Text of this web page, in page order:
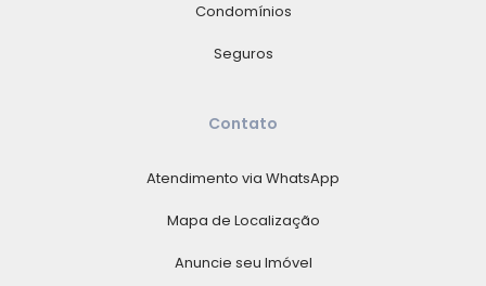
Condomínios
Seguros
Contato
Atendimento via WhatsApp
Mapa de Localização
Anuncie seu Imóvel